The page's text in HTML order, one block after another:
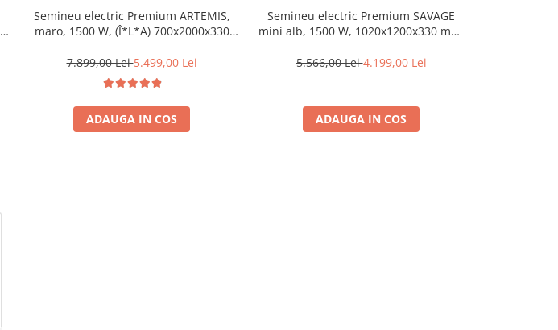
Semineu electric Premium ARTEMIS,
maro, 1500 W, (Î*L*A) 700x2000x330
7.899,00 Lei5.499,00 Lei
ADAUGA IN COS
Semineu electric Premium SAVAGE
mini alb, 1500 W, 1020x1200x330 mm,
5.566,00 Lei4.199,00 Lei
ADAUGA IN COS